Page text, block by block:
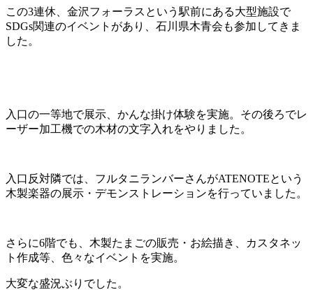
日
時
この3連休、金沢フォーラスという駅前にある大型施設で
SDGs関連のイベントがあり、石川県木青会も参加してきま
した。
入口の一等地で展示、かんな掛け体験を実施。その後ろでレ
ーザー加工機での木材の文字入れをやりました。
入口反対隣では、フルタニランバーさんがATENOTEという
木製楽器の展示・デモンストレーションを行っていました。
さらに6階でも、木製たまごの販売・お絵描き、カスタネッ
ト作成等、色々なイベントを実施。
大変な盛況ぶりでした。